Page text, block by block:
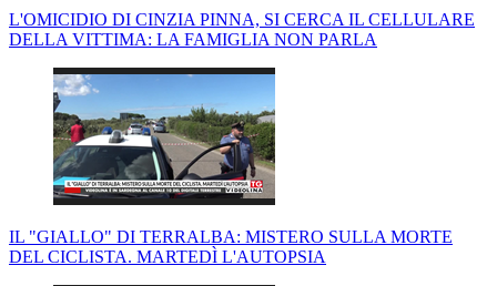
L'OMICIDIO DI CINZIA PINNA, SI CERCA IL CELLULARE
DELLA VITTIMA: LA FAMIGLIA NON PARLA
IL "GIALLO" DI TERRALBA: MISTERO SULLA MORTE
DEL CICLISTA. MARTEDÌ L'AUTOPSIA